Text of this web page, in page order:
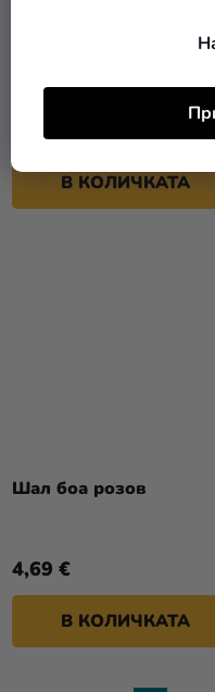
6,90 €
В КОЛИЧКАТА
Шал боа розов
4,69 €
В КОЛИЧКАТА